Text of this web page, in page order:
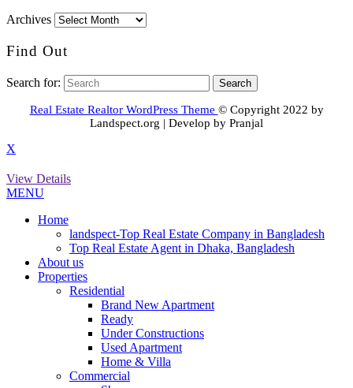
Archives
Find Out
Search for:
Real Estate Realtor WordPress Theme © Copyright 2022 by
Landspect.org | Develop by Pranjal
X
View Details
MENU
Home
landspect-Top Real Estate Company in Bangladesh
Top Real Estate Agent in Dhaka, Bangladesh
About us
Properties
Residential
Brand New Apartment
Ready
Under Constructions
Used Apartment
Home & Villa
Commercial